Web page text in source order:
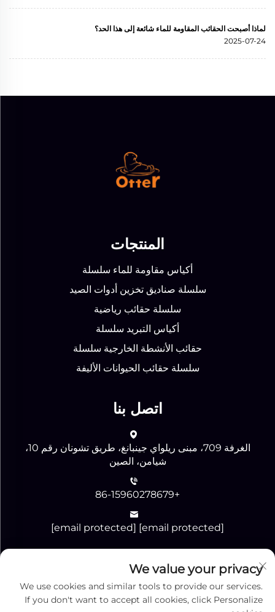
لماذا أصبحت الحقائب المقاومة للماء شائعة إلى هذا الحد؟
2025-07-24
المنتجات
أكياس مقاومة للماء سلسلة
سلسلة صناديق تخزين أدوات الصيد
سلسلة حقائب رياضية
أكياس التبريد سلسلة
حقائب الأنشطة الخارجية سلسلة
سلسلة حقائب الحيوانات الأليفة
اتصل بنا
الغرفة 709، مبنى ريلواي جينبانغ، طريق تشونان رقم 10،
شيامن، الصين
+86-15960278679
[email protected]
[email protected]
أرسل
We value your privacy
We use cookies and similar tools to provide our services.
If you don't want to accept all cookies, click Personalize